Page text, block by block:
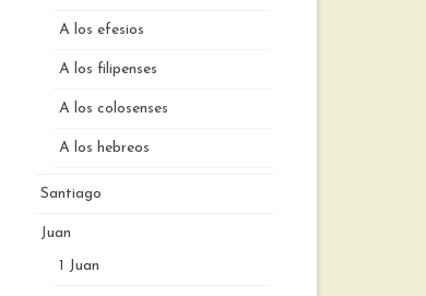
A los efesios
A los filipenses
A los colosenses
A los hebreos
Santiago
Juan
1 Juan